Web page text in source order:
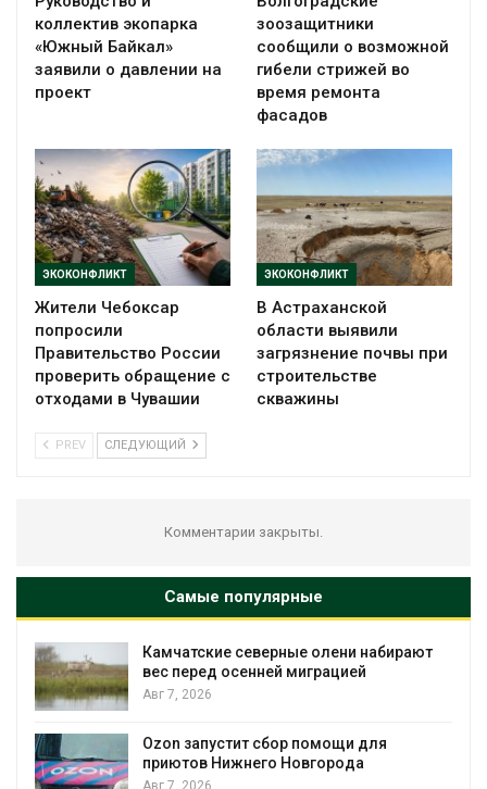
коллектив экопарка
«Южный Байкал»
заявили о давлении на
проект
зоозащитники
сообщили о возможной
гибели стрижей во
время ремонта
фасадов
ЭКОКОНФЛИКТ
Жители Чебоксар
попросили
Правительство России
проверить обращение с
отходами в Чувашии
ЭКОКОНФЛИКТ
В Астраханской
области выявили
загрязнение почвы при
строительстве
скважины
PREV СЛЕДУЮЩИЙ
Комментарии закрыты.
Самые популярные
Камчатские северные олени набирают
вес перед осенней миграцией
Авг 7, 2026
Ozon запустит сбор помощи для
приютов Нижнего Новгорода